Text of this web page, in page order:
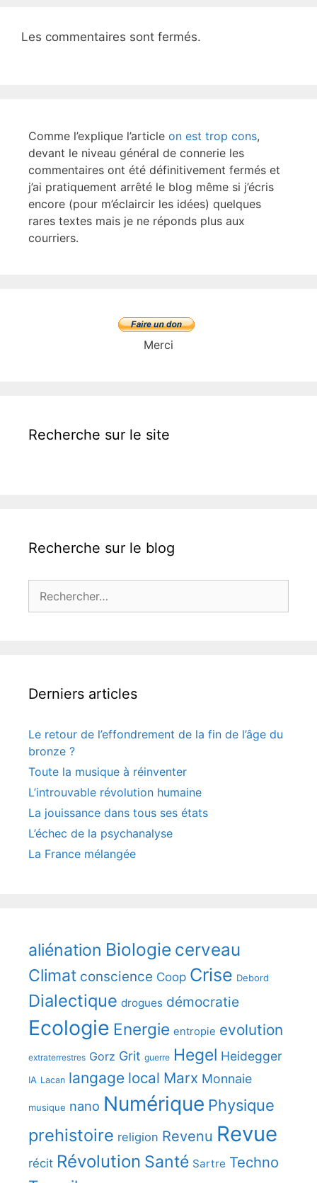
Les commentaires sont fermés.
Comme l’explique l’article on est trop cons,
devant le niveau général de connerie les
commentaires ont été définitivement fermés et
j’ai pratiquement arrêté le blog même si j’écris
encore (pour m’éclaircir les idées) quelques
rares textes mais je ne réponds plus aux
courriers.
Merci
Recherche sur le site
Recherche sur le blog
Derniers articles
Le retour de l’effondrement de la fin de l’âge du
bronze ?
Toute la musique à réinventer
L’introuvable révolution humaine
La jouissance dans tous ses états
L’échec de la psychanalyse
La France mélangée
aliénation Biologie cerveau
Climat conscience Coop Crise Debord
Dialectique drogues démocratie
Ecologie Energie entropie evolution
extraterrestres Gorz Grit guerre Hegel Heidegger
IA Lacan langage local Marx Monnaie
musique nano Numérique Physique
prehistoire religion Revenu Revue
récit Révolution Santé Sartre Techno